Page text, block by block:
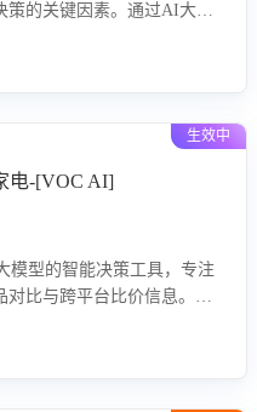
策的关键因素。通过AI大模
。
生效中
电-[VOC AI]
模型的智能决策工具，专注
对比与跨平台比价信息。该
费者的比价行为。通过提